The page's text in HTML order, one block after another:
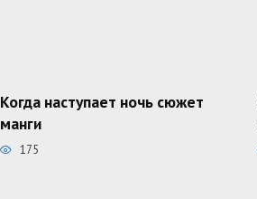
Когда наступает ночь сюжет
манги
175